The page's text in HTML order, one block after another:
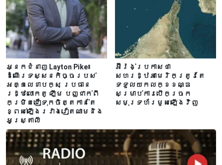
អ្នកជំនាញ Layton Pike៖
ដំណើរទស្សនកិច្ចរបស់
អគ្គលេខាបក្ស ប្រធាន
រដ្ឋលោកតូ ឡឹម បញ្ជាក់ពី
កម្រិតជឿទុកចិត្តកាន់តែ
ខ្ពស់ឡើងរវាងវៀតណាមនិង
អូស្ត្រាលី
អ៊ីរ៉ង់ប្រកាសថា
សហរដ្ឋអាមេរិកត្រូវតែ
ទទួលយកលក្ខខណ្ឌ
សម្រាប់ការបើកច្រក
សមុទ្រហ័រមូសឡើងវិញ